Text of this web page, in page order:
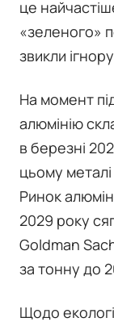
це
«зеленого»
звикли
На момент
алюмінію
в березні
цьому металі
Ринок
2029 року
Goldman
за тонну до
Щодо